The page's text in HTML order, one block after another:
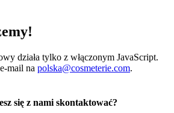
działa tylko z włączonym JavaScript.
mail na polska@cosmeterie.com.
się z nami skontaktować?